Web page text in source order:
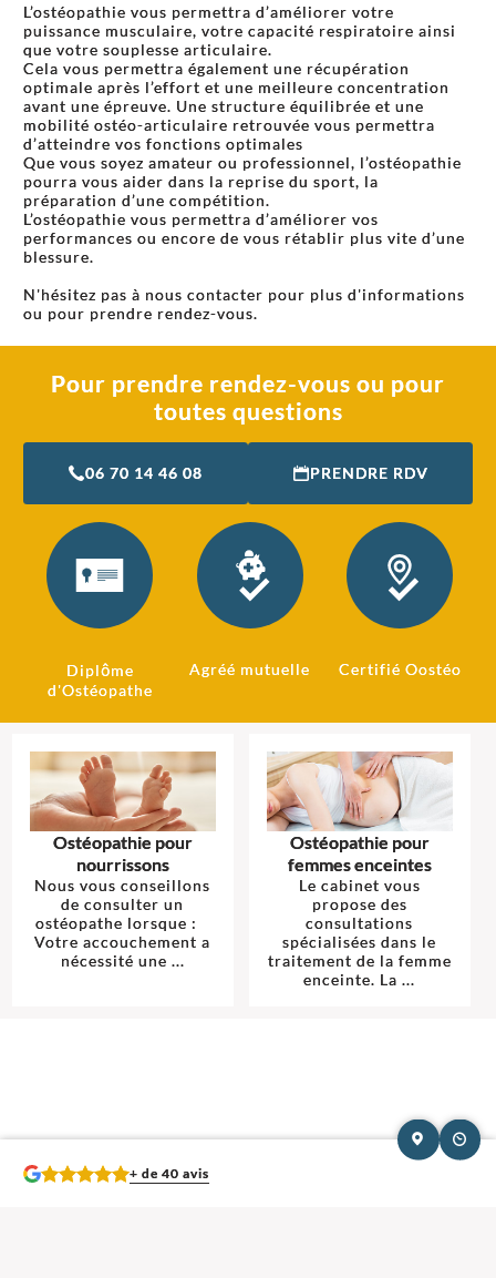
L’ostéopathie vous permettra d’améliorer votre
puissance musculaire, votre capacité respiratoire ainsi
que votre souplesse articulaire.
Cela vous permettra également une récupération
optimale après l’effort et une meilleure concentration
avant une épreuve. Une structure équilibrée et une
mobilité ostéo-articulaire retrouvée vous permettra
d’atteindre vos fonctions optimales
Que vous soyez amateur ou professionnel, l’ostéopathie
pourra vous aider dans la reprise du sport, la
préparation d’une compétition.
L’ostéopathie vous permettra d’améliorer vos
performances ou encore de vous rétablir plus vite d’une
blessure.
N'hésitez pas à nous contacter pour plus d'informations
ou pour prendre rendez-vous.
Pour prendre rendez-vous ou pour
toutes questions
06 70 14 46 08 PRENDRE RDV
Diplôme
d'Ostéopathe
Agréé mutuelle Certifié Oostéo
Ostéopathie pour
nourrissons
Nous vous conseillons
de consulter un
ostéopathe lorsque :
Votre accouchement a
nécessité une ...
Ostéopathie pour
femmes enceintes
Le cabinet vous
propose des
consultations
spécialisées dans le
traitement de la femme
enceinte. La ...
+ de 40 avis